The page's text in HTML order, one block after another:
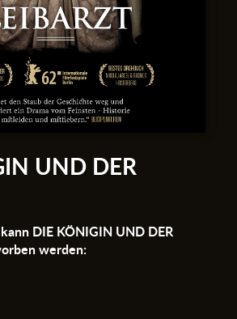
UND DER
DIE KÖNIGIN UND DER
werden: